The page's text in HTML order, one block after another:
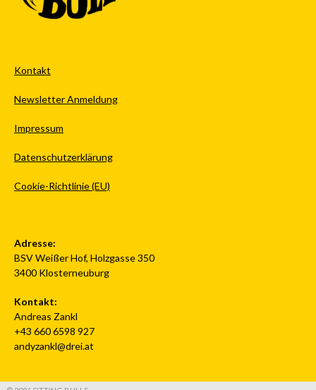
Kontakt
Newsletter Anmeldung
Impressum
Datenschutzerklärung
Cookie-Richtlinie (EU)
Adresse:
BSV Weißer Hof, Holzgasse 350
3400 Klosterneuburg
Kontakt:
Andreas Zankl
+43 660 6598 927
andyzankl@drei.at